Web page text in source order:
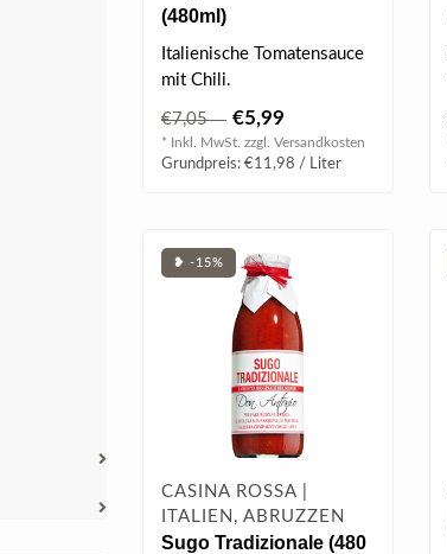
(480ml)
Italienische Tomatensauce
mit Chili.
€7,05 €5,99
* Inkl. MwSt. zzgl. Versandkosten
Grundpreis: €11,98 / Liter
❥ -15%
CASINA ROSSA |
ITALIEN, ABRUZZEN
Sugo Tradizionale (480